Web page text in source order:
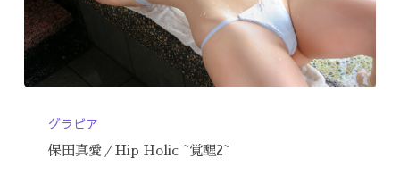
グラビア
保田真愛／Hip Holic ~覚醒2~